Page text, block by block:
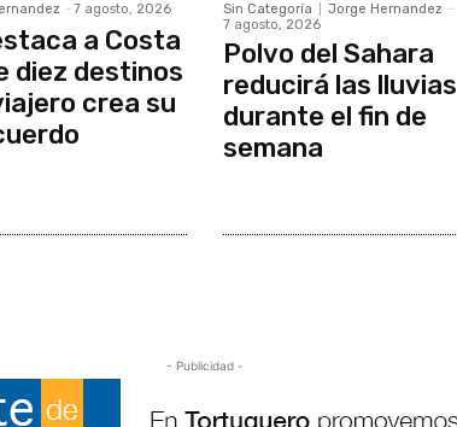
- 7 agosto, 2026
a Costa
diez destinos
crea su
Sin Categoría Jorge Hernandez -
7 agosto, 2026
Polvo del Sahara
reducirá las lluvias
durante el fin de
semana
- Publicidad -